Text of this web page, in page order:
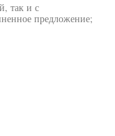
так и с
предложение;